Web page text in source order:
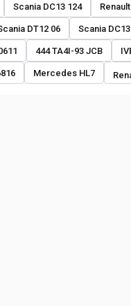
Scania DC13 124
DT12 06 Scania DC13
444 TA4I-93 JCB
Mercedes HL7